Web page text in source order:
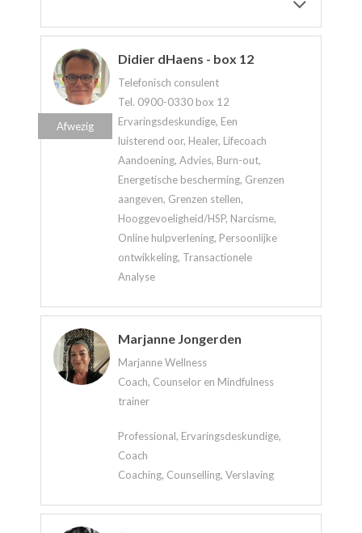
Didier dHaens - box 12
Telefonisch consulent
Tel. 0900-0330 box 12
Ervaringsdeskundige, Een
luisterend oor, Healer, Lifecoach
Aandoening, Advies, Burn-out,
Energetische bescherming, Grenzen
aangeven, Grenzen stellen,
Hooggevoeligheid/HSP, Narcisme,
Online hulpverlening, Persoonlijke
ontwikkeling, Transactionele
Analyse
Afwezig
Marjanne Jongerden
Marjanne Wellness
Coach, Counselor en Mindfulness
trainer
Professional, Ervaringsdeskundige,
Coach
Coaching, Counselling, Verslaving